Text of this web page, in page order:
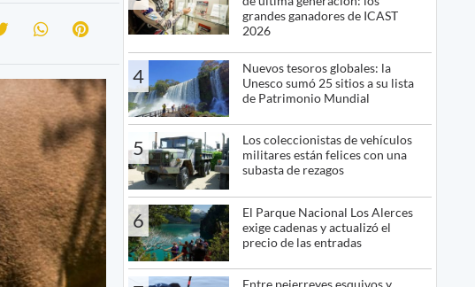
grandes ganadores de ICAST
2026
4
Nuevos tesoros globales: la
Unesco sumó 25 sitios a su lista
de Patrimonio Mundial
5
Los coleccionistas de vehículos
militares están felices con una
subasta de rezagos
6
El Parque Nacional Los Alerces
exige cadenas y actualizó el
precio de las entradas
Entre pejerreyes esquivos y